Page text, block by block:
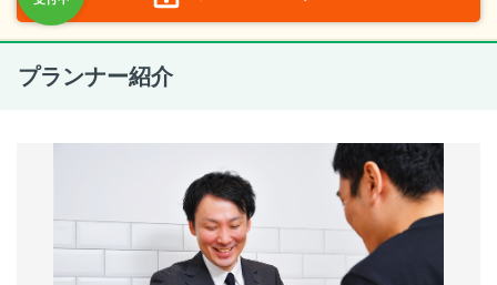
プランナー紹介